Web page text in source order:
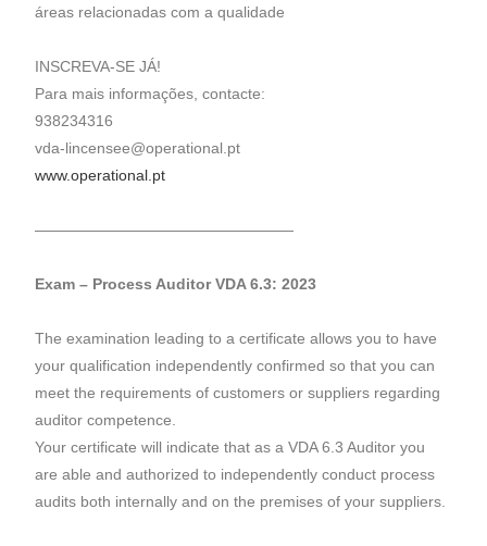
áreas relacionadas com a qualidade
INSCREVA-SE JÁ!
Para mais informações, contacte:
938234316
vda-lincensee@operational.pt
www.operational.pt
—————————————————
Exam – Process Auditor VDA 6.3: 2023
The examination leading to a certificate allows you to have
your qualification independently confirmed so that you can
meet the requirements of customers or suppliers regarding
auditor competence.
Your certificate will indicate that as a VDA 6.3 Auditor you
are able and authorized to independently conduct process
audits both internally and on the premises of your suppliers.